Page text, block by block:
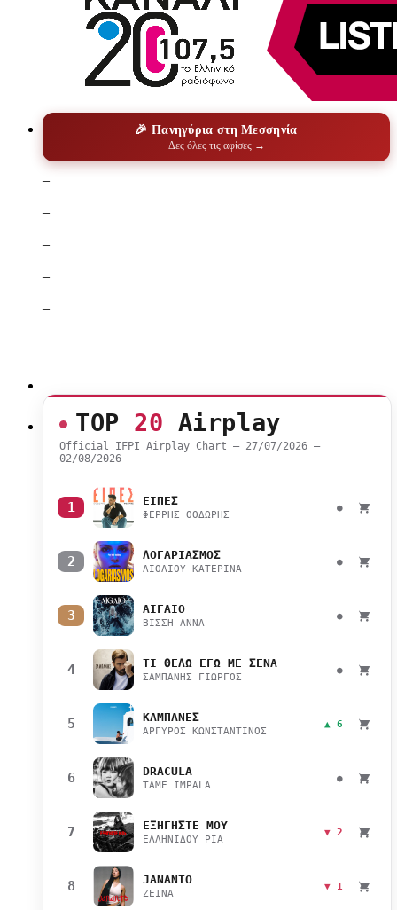
🎉 Πανηγύρια στη Μεσσηνία
Δες όλες τις αφίσες →
–
–
–
–
–
–
TOP 20 Airplay
Official IFPI Airplay Chart — 27/07/2026 –
02/08/2026
1 ΕΙΠΕΣ
ΦΕΡΡΗΣ ΘΟΔΩΡΗΣ
●
2 ΛΟΓΑΡΙΑΣΜΟΣ
ΛΙΟΛΙΟΥ ΚΑΤΕΡΙΝΑ
●
3 ΑΙΓΑΙΟ
ΒΙΣΣΗ ΑΝΝΑ
●
4 ΤΙ ΘΕΛΩ ΕΓΩ ΜΕ ΣΕΝΑ
ΣΑΜΠΑΝΗΣ ΓΙΩΡΓΟΣ
●
5 ΚΑΜΠΑΝΕΣ
ΑΡΓΥΡΟΣ ΚΩΝΣΤΑΝΤΙΝΟΣ
▲ 6
6 DRACULA
TAME IMPALA
●
7 ΕΞΗΓΗΣΤΕ ΜΟΥ
ΕΛΛΗΝΙΔΟΥ ΡΙΑ
▼ 2
8 JANANTO
ZEINA
▼ 1